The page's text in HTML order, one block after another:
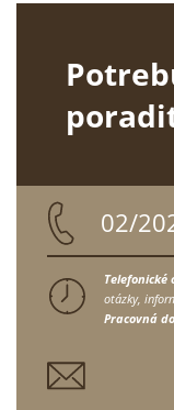
02/
Telefonické
otázky,
Pracovná